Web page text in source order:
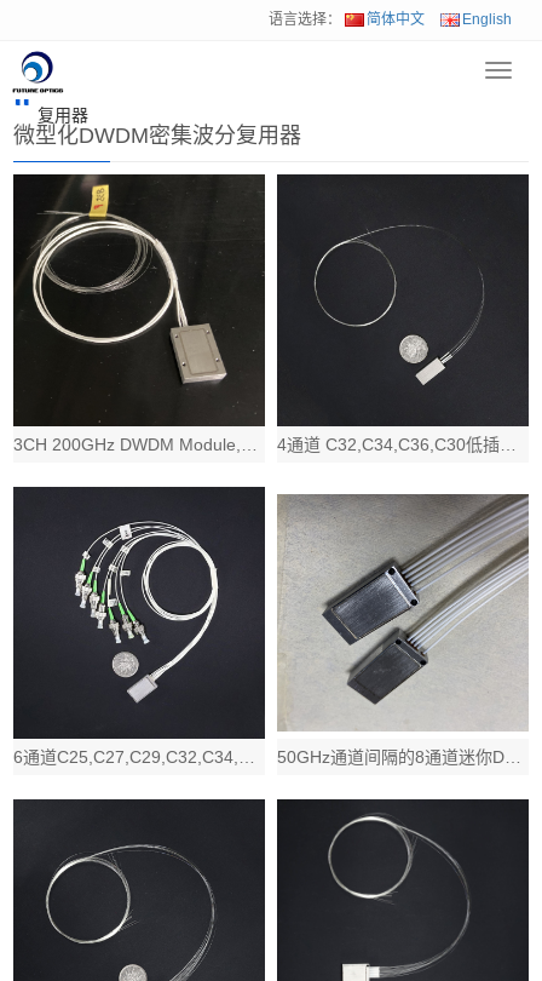
语言选择： 简体中文 English
首页
微型化DWDM密集波分
复用器
微型化DWDM密集波分复用器